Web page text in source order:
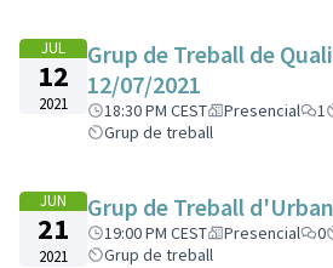
JUL
12
2021
Grup de Treball de
12/07/2021
18:30 PM CEST Presencial 1
Grup de treball
JUN
21
2021
Grup de Treball
19:00 PM CEST Presencial 0
Grup de treball